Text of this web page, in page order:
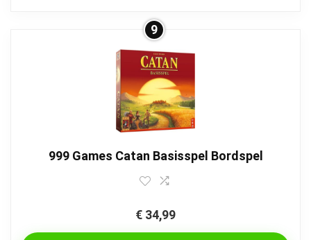
9
999 Games Catan Basisspel Bordspel
€ 34,99